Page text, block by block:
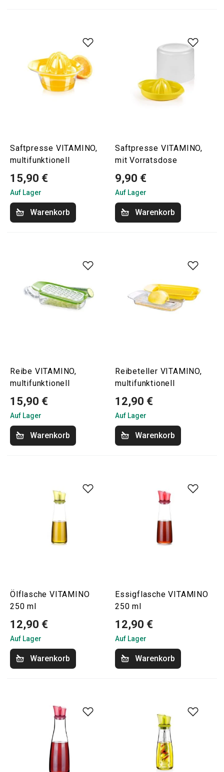
Saftpresse VITAMINO,
multifunktionell
15,90 €
Auf Lager
Warenkorb
Saftpresse VITAMINO,
mit Vorratsdose
9,90 €
Auf Lager
Warenkorb
Reibe VITAMINO,
multifunktionell
15,90 €
Auf Lager
Warenkorb
Reibeteller VITAMINO,
multifunktionell
12,90 €
Auf Lager
Warenkorb
Ölflasche VITAMINO
250 ml
12,90 €
Auf Lager
Warenkorb
Essigflasche VITAMINO
250 ml
12,90 €
Auf Lager
Warenkorb